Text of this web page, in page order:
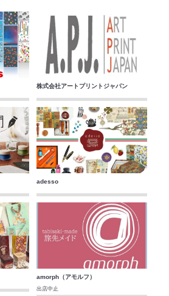
株式会社アートプリントジャパン
adesso
amorph（アモルフ）
出店中止